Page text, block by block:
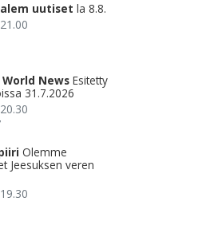
uutiset la 8.8.
News Esitetty
31.7.2026
Olemme
Jeesuksen veren